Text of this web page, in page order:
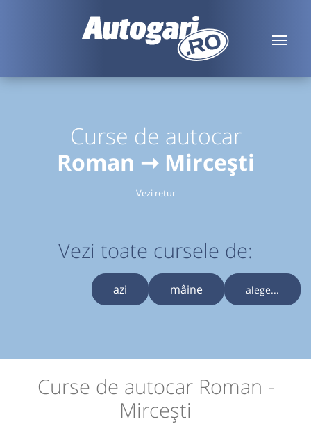
Curse de autocar
Roman ➞ Mircești
Vezi retur
Vezi toate cursele de:
azi mâine alege...
Curse de autocar Roman -
Mircești